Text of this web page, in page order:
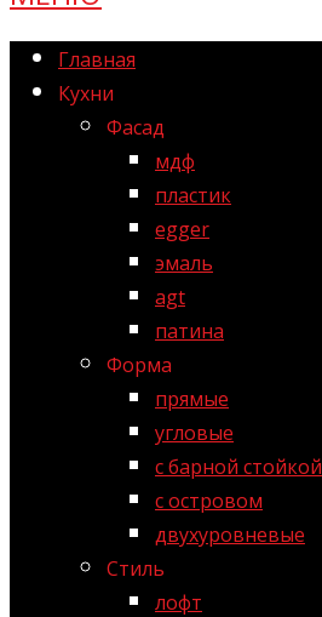
Главная
Кухни
Фасад
мдф
пластик
egger
эмаль
agt
патина
Форма
прямые
угловые
с барной стойкой
с островом
двухуровневые
Стиль
лофт